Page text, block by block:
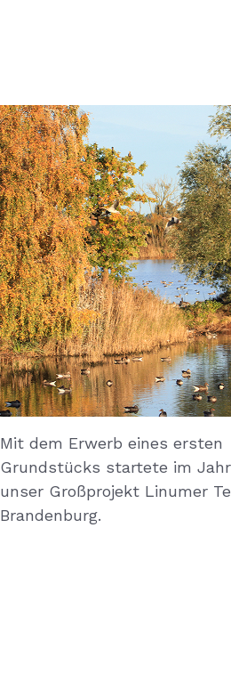
Mit dem Erwerb eines ersten
Grundstücks startete im
unser Großprojekt Linumer
Brandenburg.